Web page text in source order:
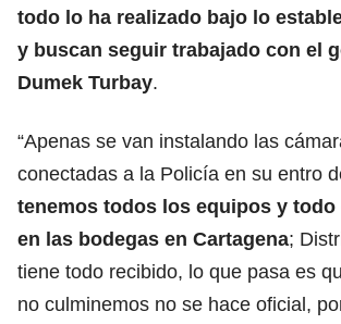
todo lo ha realizado bajo lo
y buscan seguir trabajado con el
Dumek Turbay.
“Apenas se van instalando las
conectadas a la Policía en su entro
tenemos todos los equipos y todo
en las bodegas en Cartagena;
tiene todo recibido, lo que pasa es
no culminemos no se hace oficial,